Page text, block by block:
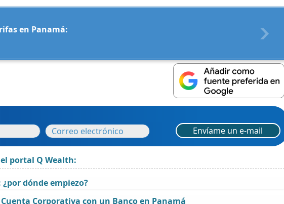
en Panamá:
Envíame un e-mail
portal Q Wealth:
dónde empiezo?
Corporativa con un Banco en Panamá